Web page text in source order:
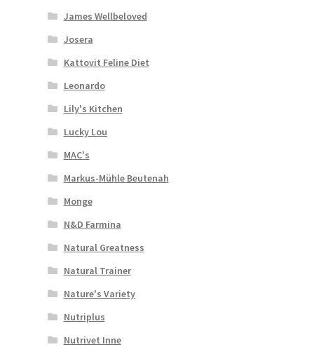
James Wellbeloved
Josera
Kattovit Feline Diet
Leonardo
Lily's Kitchen
Lucky Lou
MAC's
Markus-Mühle Beutenah
Monge
N&D Farmina
Natural Greatness
Natural Trainer
Nature's Variety
Nutriplus
Nutrivet Inne